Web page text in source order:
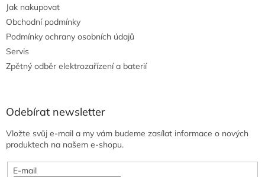
Jak nakupovat
Obchodní podmínky
Podmínky ochrany osobních údajů
Servis
Zpětný odběr elektrozařízení a baterií
Odebírat newsletter
Vložte svůj e-mail a my vám budeme zasílat informace o nových
produktech na našem e-shopu.
E-mail